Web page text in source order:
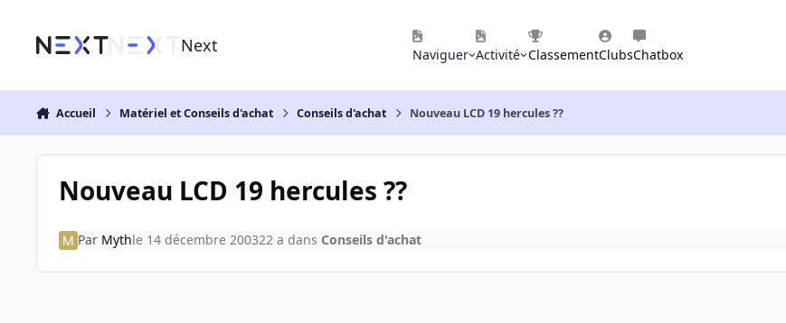
Next Naviguer Activité ClassementClubsChatbox
Accueil Matériel et Conseils d'achat Conseils d'achat Nouveau LCD 19 hercules ??
Nouveau LCD 19 hercules ??
Par Mythle 14 décembre 200322 a dans Conseils d'achat